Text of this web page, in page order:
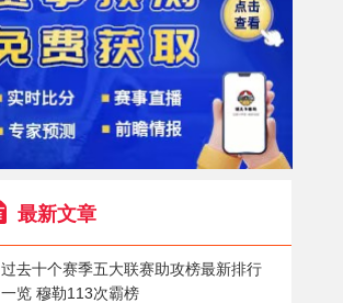
最新文章
过去十个赛季五大联赛助攻榜最新排行
一览 穆勒113次霸榜